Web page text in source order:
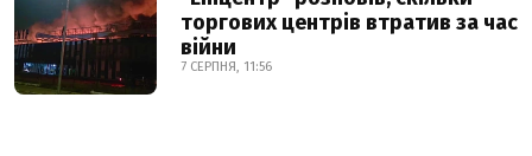
торгових центрів втратив за час
війни
7 СЕРПНЯ, 11:56